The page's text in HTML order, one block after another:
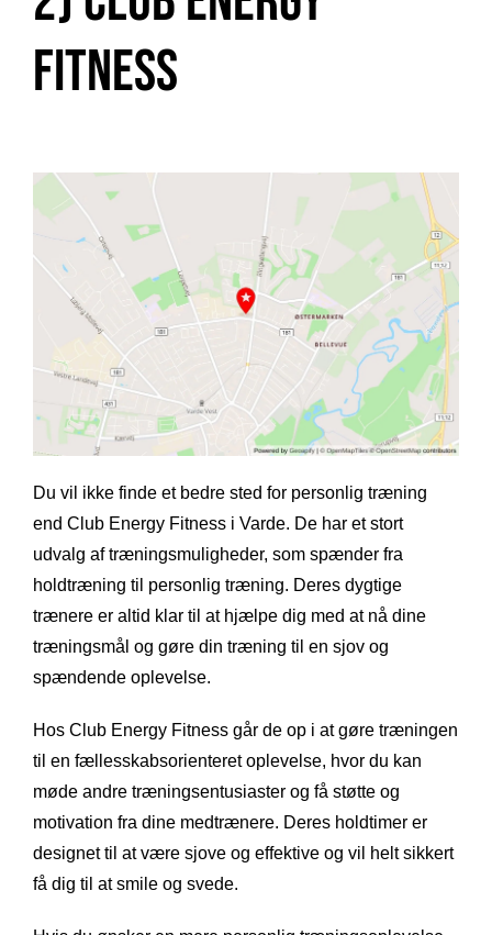
Fitness
Du vil ikke finde et bedre sted for personlig træning
end Club Energy Fitness i Varde. De har et stort
udvalg af træningsmuligheder, som spænder fra
holdtræning til personlig træning. Deres dygtige
trænere er altid klar til at hjælpe dig med at nå dine
træningsmål og gøre din træning til en sjov og
spændende oplevelse.
Hos Club Energy Fitness går de op i at gøre træningen
til en fællesskabsorienteret oplevelse, hvor du kan
møde andre træningsentusiaster og få støtte og
motivation fra dine medtrænere. Deres holdtimer er
designet til at være sjove og effektive og vil helt sikkert
få dig til at smile og svede.